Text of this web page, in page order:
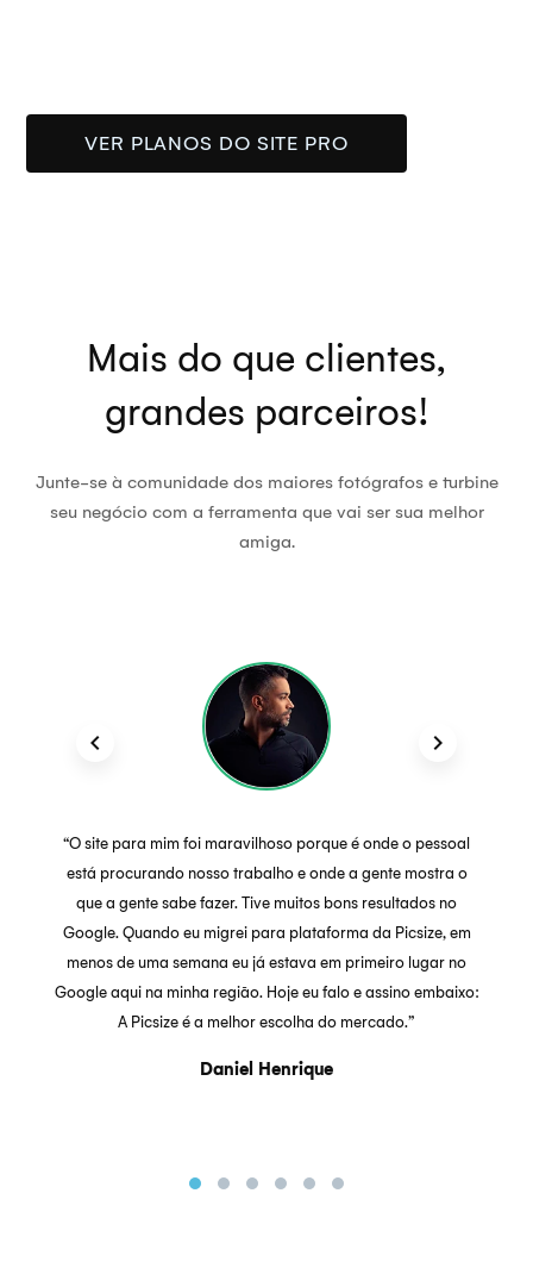
VER PLANOS DO SITE PRO
Mais do que clientes,
grandes parceiros!
Junte-se à comunidade dos maiores fotógrafos e turbine
seu negócio com a ferramenta que vai ser sua melhor
amiga.
“O site para mim foi maravilhoso porque é onde o pessoal
está procurando nosso trabalho e onde a gente mostra o
que a gente sabe fazer. Tive muitos bons resultados no
Google. Quando eu migrei para plataforma da Picsize, em
menos de uma semana eu já estava em primeiro lugar no
Google aqui na minha região. Hoje eu falo e assino embaixo:
A Picsize é a melhor escolha do mercado.”
Daniel Henrique
keyboard_arrow_left keyboard_arrow_right